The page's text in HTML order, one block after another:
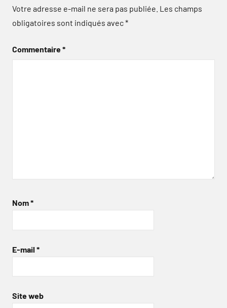
Votre adresse e-mail ne sera pas publiée. Les champs
obligatoires sont indiqués avec*
Commentaire*
Nom*
E-mail *
Site web